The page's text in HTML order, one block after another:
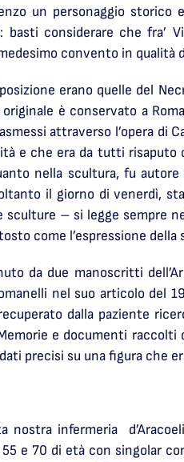
un personaggio
basti considerare che fra’
convento in qualità
erano quelle del
è conservato a
attraverso l’opera di
e che era da tutti
nella scultura, fu
il giorno di venerdì,
sculture – si legge sempre
come l’espressione della
da due manoscritti
nel suo articolo del
dalla paziente
e documenti raccolti
precisi su una figura che
nostra infermeria
55 e 70 di età con singolar